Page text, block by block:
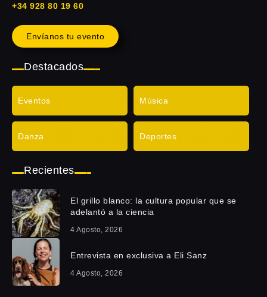
+34 928 80 19 60
Envíanos tu evento
Destacados
Eventos Música
Danza Deportes
Recientes
El grillo blanco: la cultura popular que se
adelantó a la ciencia
4 Agosto, 2026
Entrevista en exclusiva a Eli Sanz
4 Agosto, 2026